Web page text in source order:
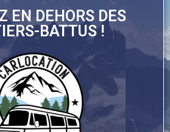
EN DEHORS DES
BATTUS !